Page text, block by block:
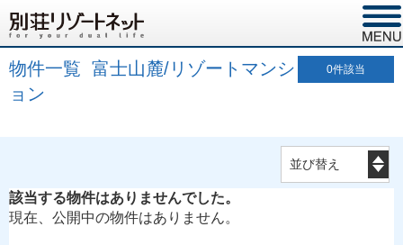
物件一覧 富士山麓/リゾートマンシ
ョン
0件該当
該当する物件はありませんでした。
現在、公開中の物件はありません。